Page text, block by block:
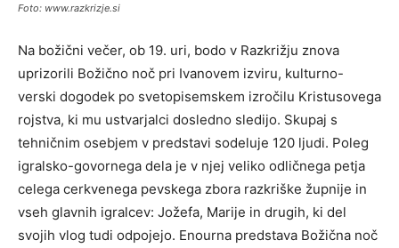
Foto: www.razkrizje.si
Na božični večer, ob 19. uri, bodo v Razkrižju znova
uprizorili Božično noč pri Ivanovem izviru, kulturno-
verski dogodek po svetopisemskem izročilu Kristusovega
rojstva, ki mu ustvarjalci dosledno sledijo. Skupaj s
tehničnim osebjem v predstavi sodeluje 120 ljudi. Poleg
igralsko-govornega dela je v njej veliko odličnega petja
celega cerkvenega pevskega zbora razkriške župnije in
vseh glavnih igralcev: Jožefa, Marije in drugih, ki del
svojih vlog tudi odpojejo. Enourna predstava Božična noč